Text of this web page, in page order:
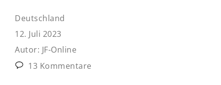
Deutschland
12. Juli 2023
Autor: JF-Online
13 Kommentare